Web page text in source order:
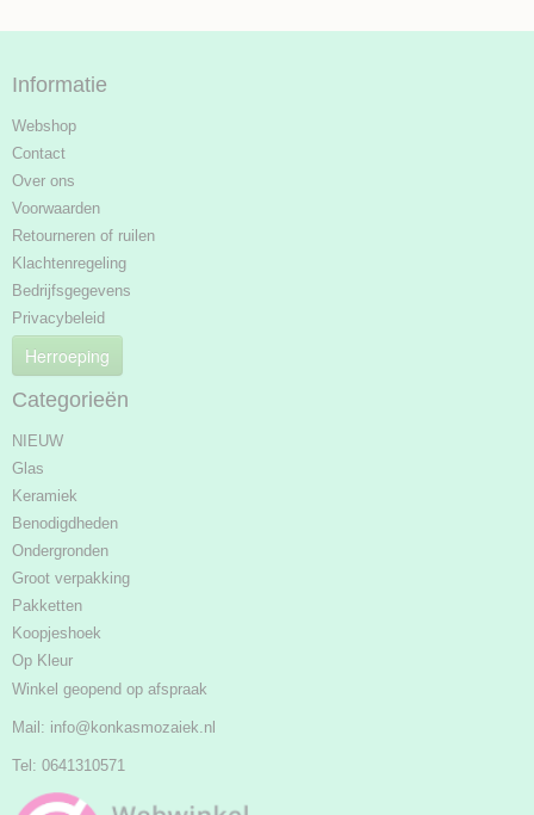
Informatie
Webshop
Contact
Over ons
Voorwaarden
Retourneren of ruilen
Klachtenregeling
Bedrijfsgegevens
Privacybeleid
Herroeping
Categorieën
NIEUW
Glas
Keramiek
Benodigdheden
Ondergronden
Groot verpakking
Pakketten
Koopjeshoek
Op Kleur
Winkel geopend op afspraak
Mail: info@konkasmozaiek.nl
Tel: 0641310571